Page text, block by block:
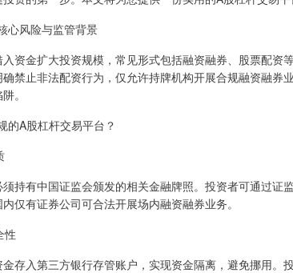
心风险与监管背景
资金扩大投资规模，常见形式包括融资融券、股票配资
禁止非法配资行为，仅允许持牌机构开展合规融资融券
。
的A股杠杆交易平台？
持有中国证监会颁发的相关金融牌照。投资者可通过证
仅有证券公司可合法开展场内融资融券业务。
性
存入第三方银行存管账户，实现资金隔离，避免挪用。